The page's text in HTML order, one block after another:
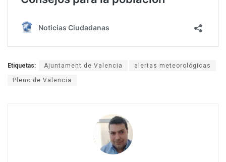
Etiquetas: Ajuntament de Valencia alertas meteorológicas
Pleno de Valencia